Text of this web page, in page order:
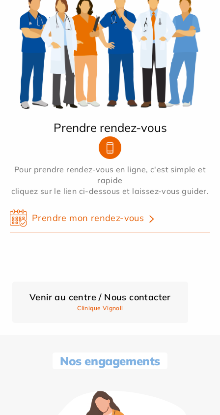
Prendre rendez-vous
Pour prendre rendez-vous en ligne, c'est simple et
rapide
cliquez sur le lien ci-dessous et laissez-vous guider.
Prendre mon rendez-vous
Venir au centre / Nous contacter
Clinique Vignoli
Nos engagements